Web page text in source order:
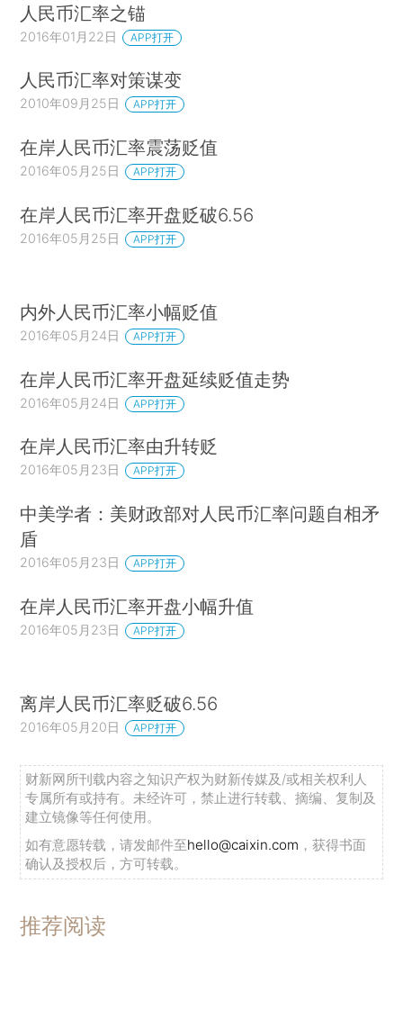
人民币汇率之锚
2016年01月22日 APP打开
人民币汇率对策谋变
2010年09月25日 APP打开
在岸人民币汇率震荡贬值
2016年05月25日 APP打开
在岸人民币汇率开盘贬破6.56
2016年05月25日 APP打开
内外人民币汇率小幅贬值
2016年05月24日 APP打开
在岸人民币汇率开盘延续贬值走势
2016年05月24日 APP打开
在岸人民币汇率由升转贬
2016年05月23日 APP打开
中美学者：美财政部对人民币汇率问题自相矛
盾
2016年05月23日 APP打开
在岸人民币汇率开盘小幅升值
2016年05月23日 APP打开
离岸人民币汇率贬破6.56
2016年05月20日 APP打开
财新网所刊载内容之知识产权为财新传媒及/或相关权利人
专属所有或持有。未经许可，禁止进行转载、摘编、复制及
建立镜像等任何使用。
如有意愿转载，请发邮件至hello@caixin.com ，获得书面
确认及授权后，方可转载。
推荐阅读